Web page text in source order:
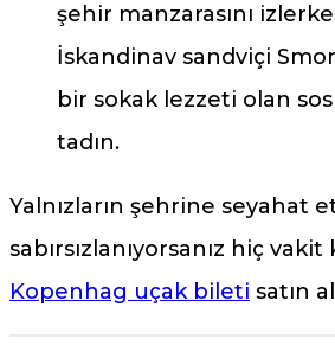
şehir manzarasını
İskandinav sandviçi
bir sokak lezzeti olan
tadın.
Yalnızların şehrine seyahat
sabırsızlanıyorsanız hiç
Kopenhag uçak bileti satın